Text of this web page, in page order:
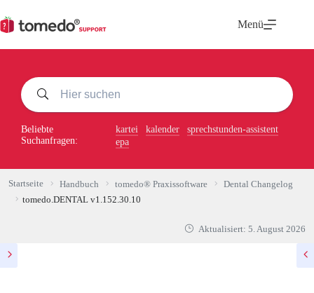
Inhalt
springen
Menü
Beliebte
Suchanfragen:
kartei kalender
sprechstunden-assistent
epa
Startseite Handbuch tomedo® Praxissoftware
Dental Changelog
tomedo.DENTAL v1.152.30.10
Aktualisiert: 5. August 2026